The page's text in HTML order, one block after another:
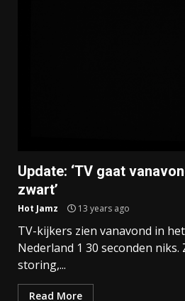
Update: ‘TV gaat
zwart’
Hot Jamz 13 years ago
TV-kijkers zien vanavond in
Nederland 1 30 seconden niks.
storing,...
Read More